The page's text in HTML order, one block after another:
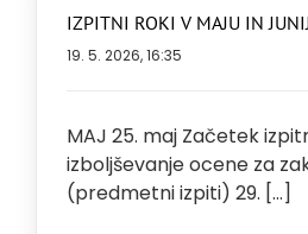
IZPITNI ROKI V MAJU IN
19. 5. 2026, 16:35
MAJ 25. maj Začetek
izboljševanje ocene za
(predmetni izpiti) 29. [...]